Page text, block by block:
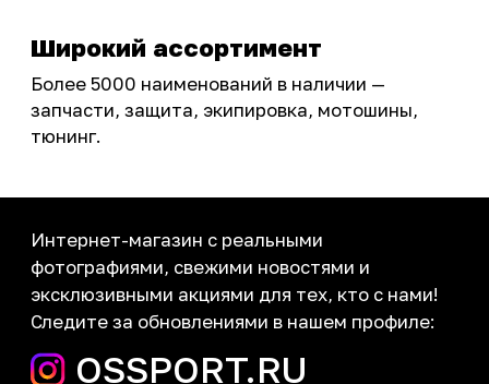
О НАС
Мотомагазин
Мотосервис
Контакты
запчасти шины экипировка